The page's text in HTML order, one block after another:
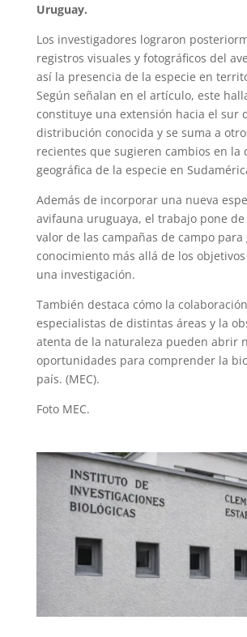
Uruguay.
Los investigadores lograron
registros visuales y fotográficos del
así la presencia de la especie en
Según señalan en el artículo, este
constituye una extensión hacia el sur
distribución conocida y se suma a
recientes que sugieren cambios en la
geográfica de la especie en
Además de incorporar una nueva
avifauna uruguaya, el trabajo pone
valor de las campañas de campo para
conocimiento más allá de los
una investigación.
También destaca cómo la
especialistas de distintas áreas y la
atenta de la naturaleza pueden abrir
oportunidades para comprender la
país. (MEC).
Foto MEC.